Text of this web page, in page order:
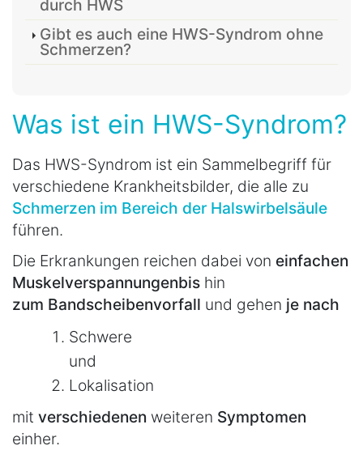
durch HWS
Gibt es auch eine HWS-Syndrom ohne
Schmerzen?
Was ist ein HWS-Syndrom?
Das HWS-Syndrom ist ein Sammelbegriff für
verschiedene Krankheitsbilder, die alle zu
Schmerzen im Bereich der Halswirbelsäule
führen.
Die Erkrankungen reichen dabei von einfachen
Muskelverspannungenbis hin
zum Bandscheibenvorfall und gehen je nach
Schwere
und
Lokalisation
mit verschiedenen weiteren Symptomen
einher.